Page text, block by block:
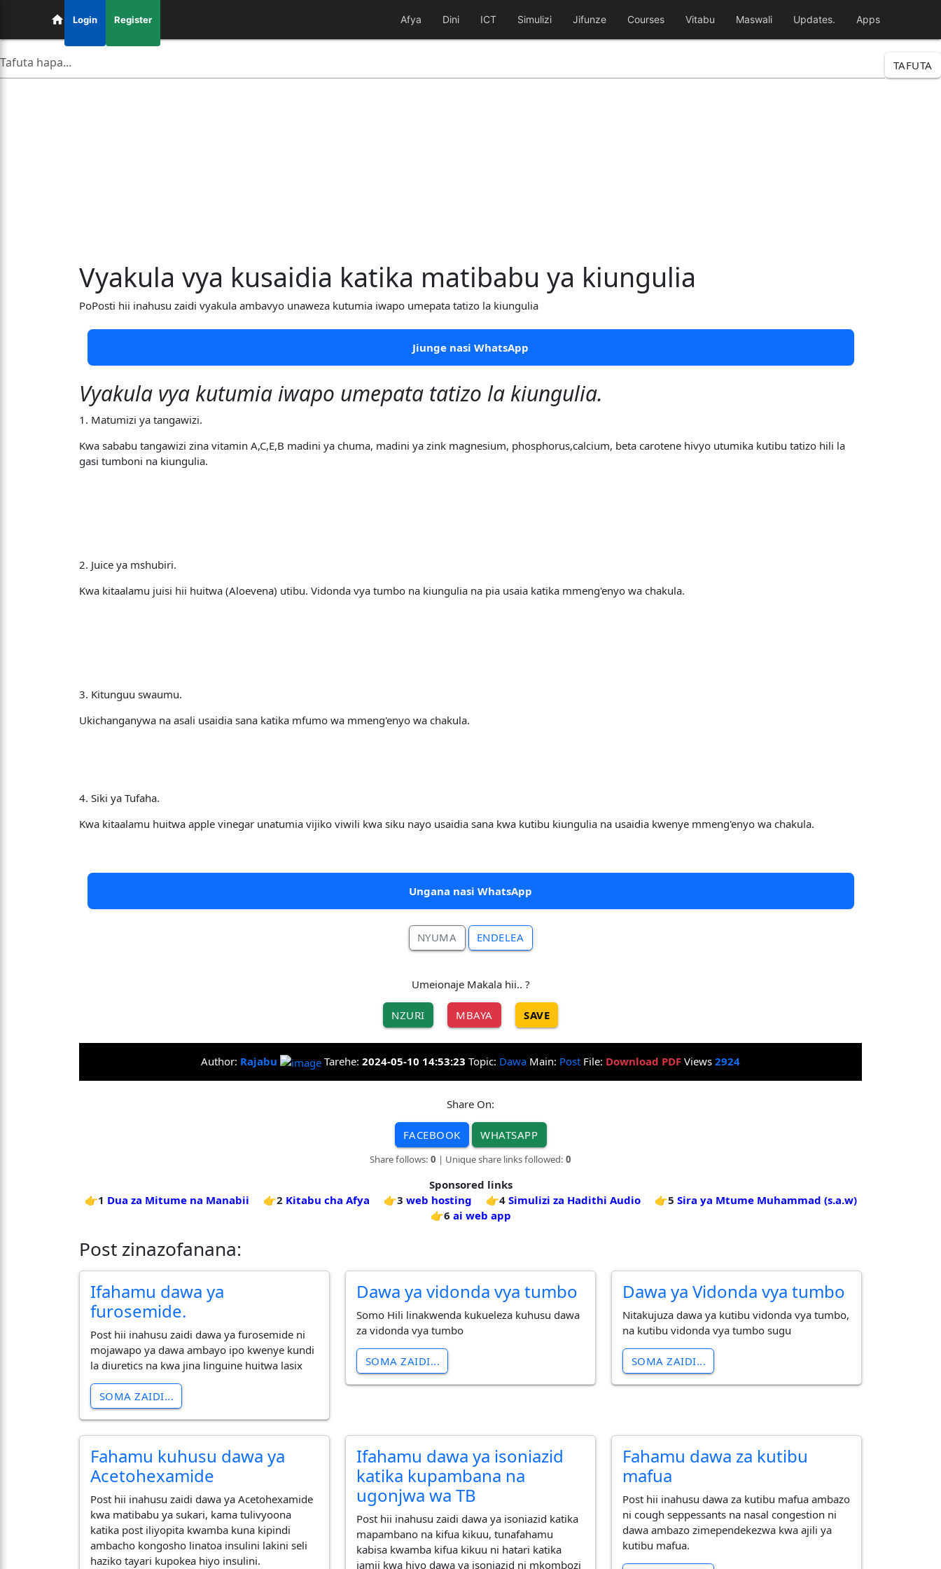
Login Register Afya Dini ICT Simulizi Jifunze Courses Vitabu Maswali Updates. Apps
TAFUTA
Vyakula vya kusaidia katika matibabu ya kiungulia
PoPosti hii inahusu zaidi vyakula ambavyo unaweza kutumia iwapo umepata tatizo la kiungulia
Jiunge nasi WhatsApp
Vyakula vya kutumia iwapo umepata tatizo la kiungulia.
1. Matumizi ya tangawizi.
Kwa sababu tangawizi zina vitamin A,C,E,B madini ya chuma, madini ya zink magnesium, phosphorus,calcium, beta carotene hivyo utumika kutibu tatizo hili la
gasi tumboni na kiungulia.
2. Juice ya mshubiri.
Kwa kitaalamu juisi hii huitwa (Aloevena) utibu. Vidonda vya tumbo na kiungulia na pia usaia katika mmeng'enyo wa chakula.
3. Kitunguu swaumu.
Ukichanganywa na asali usaidia sana katika mfumo wa mmeng'enyo wa chakula.
4. Siki ya Tufaha.
Kwa kitaalamu huitwa apple vinegar unatumia vijiko viwili kwa siku nayo usaidia sana kwa kutibu kiungulia na usaidia kwenye mmeng'enyo wa chakula.
Ungana nasi WhatsApp
NYUMA ENDELEA
Umeionaje Makala hii.. ?
NZURI MBAYA SAVE
Author: Rajabu Tarehe: 2024-05-10 14:53:23 Topic: Dawa Main: Post File: Download PDF Views 2924
Share On:
FACEBOOK WHATSAPP
Share follows: 0 | Unique share links followed: 0
Sponsored links
👉1 Dua za Mitume na Manabii 👉2 Kitabu cha Afya 👉3 web hosting 👉4 Simulizi za Hadithi Audio 👉5 Sira ya Mtume Muhammad (s.a.w)
👉6 ai web app
Post zinazofanana:
Ifahamu dawa ya
furosemide.
Post hii inahusu zaidi dawa ya furosemide ni
mojawapo ya dawa ambayo ipo kwenye kundi
la diuretics na kwa jina linguine huitwa lasix
SOMA ZAIDI...
Dawa ya vidonda vya tumbo
Somo Hili linakwenda kukueleza kuhusu dawa
za vidonda vya tumbo
SOMA ZAIDI...
Dawa ya Vidonda vya tumbo
Nitakujuza dawa ya kutibu vidonda vya tumbo,
na kutibu vidonda vya tumbo sugu
SOMA ZAIDI...
Fahamu kuhusu dawa ya
Acetohexamide
Post hii inahusu zaidi dawa ya Acetohexamide
kwa matibabu ya sukari, kama tulivyoona
katika post iliyopita kwamba kuna kipindi
ambacho kongosho linatoa insulini lakini seli
haziko tayari kupokea hiyo insulini.
Ifahamu dawa ya isoniazid
katika kupambana na
ugonjwa wa TB
Post hii inahusu zaidi dawa ya isoniazid katika
mapambano na kifua kikuu, tunafahamu
kabisa kwamba kifua kikuu ni hatari katika
jamii kwa hiyo dawa ya isoniazid ni mkombozi
Fahamu dawa za kutibu
mafua
Post hii inahusu dawa za kutibu mafua ambazo
ni cough seppessants na nasal congestion ni
dawa ambazo zimependekezwa kwa ajili ya
kutibu mafua.